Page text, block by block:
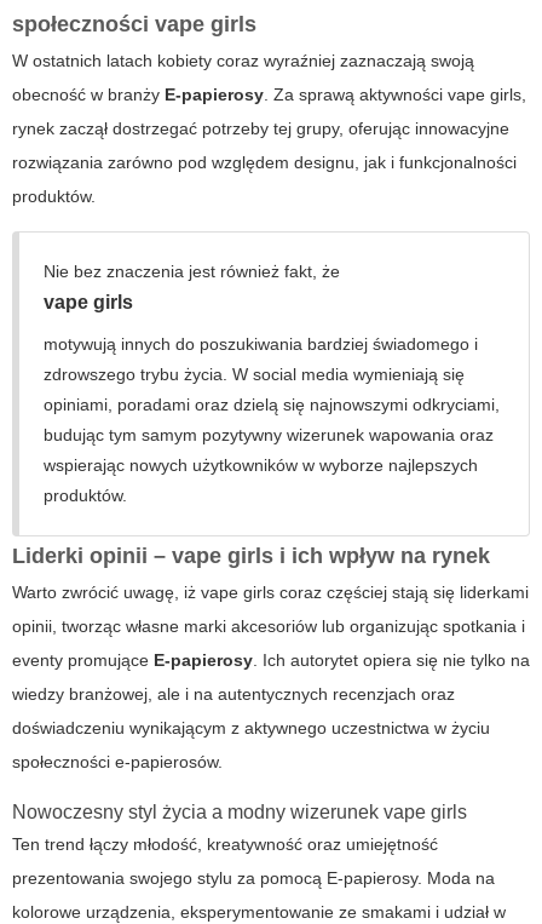
społeczności vape girls
W ostatnich latach kobiety coraz wyraźniej zaznaczają swoją
obecność w branży E-papierosy. Za sprawą aktywności vape girls,
rynek zaczął dostrzegać potrzeby tej grupy, oferując innowacyjne
rozwiązania zarówno pod względem designu, jak i funkcjonalności
produktów.
Nie bez znaczenia jest również fakt, że
vape girls
motywują innych do poszukiwania bardziej świadomego i
zdrowszego trybu życia. W social media wymieniają się
opiniami, poradami oraz dzielą się najnowszymi odkryciami,
budując tym samym pozytywny wizerunek wapowania oraz
wspierając nowych użytkowników w wyborze najlepszych
produktów.
Liderki opinii – vape girls i ich wpływ na rynek
Warto zwrócić uwagę, iż vape girls coraz częściej stają się liderkami
opinii, tworząc własne marki akcesoriów lub organizując spotkania i
eventy promujące E-papierosy. Ich autorytet opiera się nie tylko na
wiedzy branżowej, ale i na autentycznych recenzjach oraz
doświadczeniu wynikającym z aktywnego uczestnictwa w życiu
społeczności e-papierosów.
Nowoczesny styl życia a modny wizerunek vape girls
Ten trend łączy młodość, kreatywność oraz umiejętność
prezentowania swojego stylu za pomocą E-papierosy. Moda na
kolorowe urządzenia, eksperymentowanie ze smakami i udział w